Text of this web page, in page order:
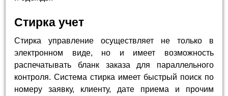
Стирка учет
Стирка управление осуществляет не только в
электронном виде, но и имеет возможность
распечатывать бланк заказа для параллельного
контроля. Система стирка имеет быстрый поиск по
номеру заявку, клиенту, дате приема и прочим